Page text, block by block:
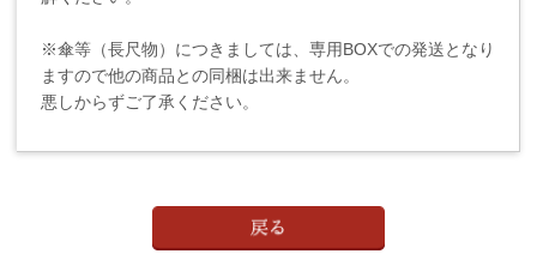
※傘等（長尺物）につきましては、専用BOXでの発送となり
ますので他の商品との同梱は出来ません。
悪しからずご了承ください。